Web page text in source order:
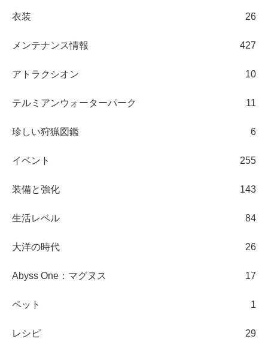
衣装 26
メンテナンス情報 427
アトラクシオン 10
テルミアンウォーターパーク 11
珍しい狩猟図鑑 6
イベント 255
装備と強化 143
生活レベル 84
大洋の時代 26
Abyss One：マグヌス 17
ペット 1
レシピ 29